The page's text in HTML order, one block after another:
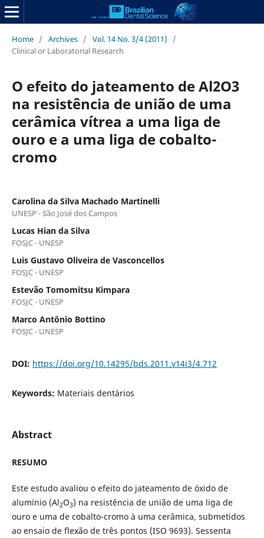
Home / Archives / Vol. 14 No. 3/4 (2011)
/
Clinical or Laboratorial Research
O efeito do jateamento de Al2O3
na resistência de união de uma
cerâmica vítrea a uma liga de
ouro e a uma liga de cobalto-
cromo
Carolina da Silva Machado Martinelli
UNESP - São José dos Campos
Lucas Hian da Silva
FOSJC - UNESP
Luis Gustavo Oliveira de Vasconcellos
FOSJC - UNESP
Estevão Tomomitsu Kimpara
FOSJC - UNESP
Marco Antônio Bottino
FOSJC - UNESP
DOI: https://doi.org/10.14295/bds.2011.v14i3/4.712
Keywords: Materiais dentários
Abstract
RESUMO
Este estudo avaliou o efeito do jateamento de óxido de
alumínio (Al2O3) na resistência de união de uma liga de
ouro e uma de cobalto-cromo à uma cerâmica, submetidos
ao ensaio de flexão de três pontos (ISO 9693). Sessenta